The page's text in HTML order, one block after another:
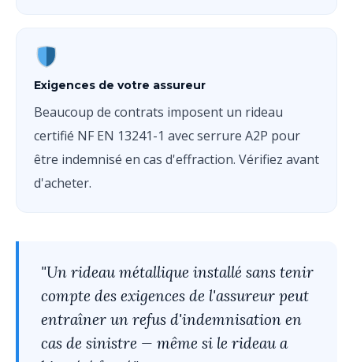
Exigences de votre assureur
Beaucoup de contrats imposent un rideau
certifié NF EN 13241-1 avec serrure A2P pour
être indemnisé en cas d'effraction. Vérifiez avant
d'acheter.
"Un rideau métallique installé sans tenir
compte des exigences de l'assureur peut
entraîner un refus d'indemnisation en
cas de sinistre — même si le rideau a